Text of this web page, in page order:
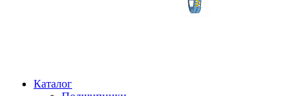
Каталог